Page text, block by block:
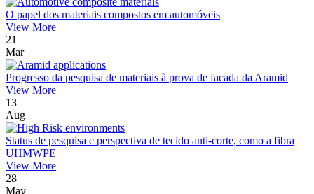
O papel dos materiais compostos em automóveis
View More
21
Mar
Progresso da pesquisa de materiais à prova de facada da Aramid
View More
13
Aug
Status de pesquisa e perspectiva de tecido anti-corte, como a fibra
UHMWPE
View More
28
May